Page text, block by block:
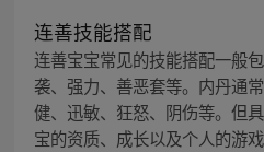
连善技能搭配
连善宝宝常见的技能搭配一般
袭、强力、善恶套等。内丹通
健、迅敏、狂怒、阴伤等。但
宝的资质、成长以及个人的游